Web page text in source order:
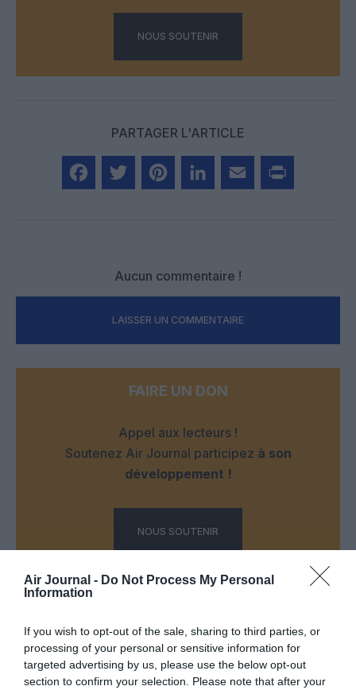
Air Journal - Do Not Process My Personal
Information
If you wish to opt-out of the sale, sharing to third parties, or
processing of your personal or sensitive information for
targeted advertising by us, please use the below opt-out
section to confirm your selection. Please note that after your
NOUS SOUTENIR
PARTAGER L'ARTICLE
Aucun commentaire !
LAISSER UN COMMENTAIRE
FAIRE UN DON
Appel aux lecteurs !
Soutenez Air Journal participez à son
développement !
NOUS SOUTENIR
DERNIERS COMMENTAIRES